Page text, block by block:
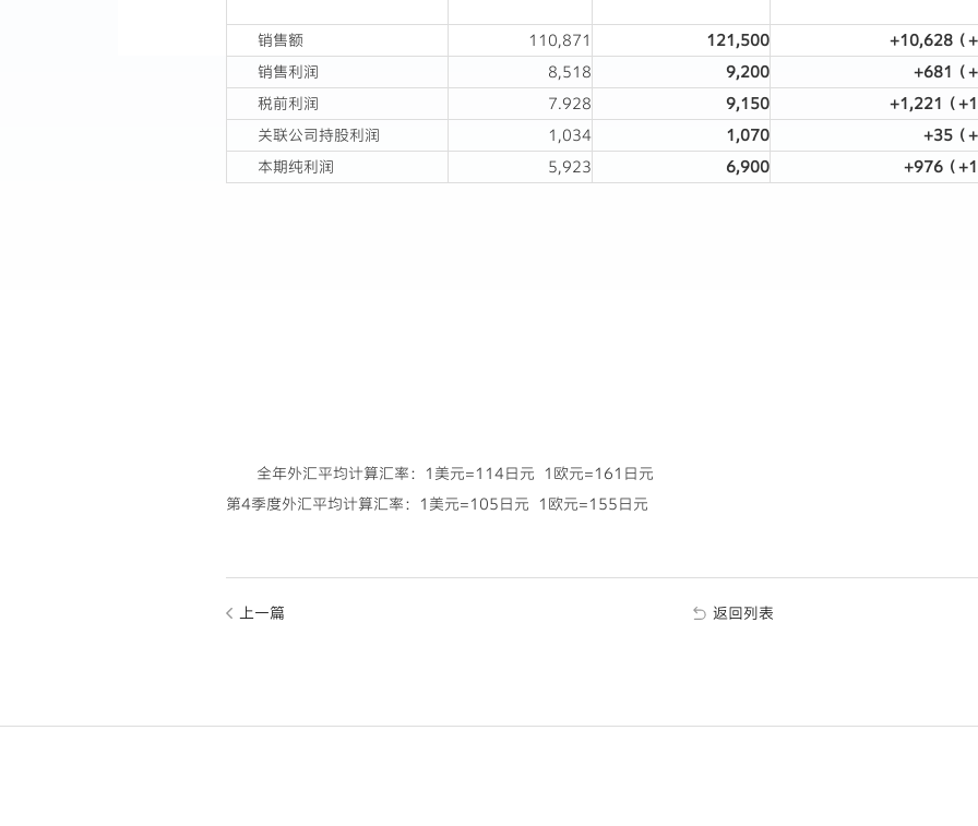
销售额
110,871 121,500 +10,628（+
销售利润
8,518 9,200 +681 （+
税前利润
7.928 9,150 +1,221 （
关联公司持股利润
1,034 1,070 +35（+
本期纯利润
5,923 6,900 +976（
全年外汇平均计算汇率：1美元=114日元 1欧元=161日元
第4季度外汇平均计算汇率：1美元=105日元 1欧元=155日元
上一篇 返回列表